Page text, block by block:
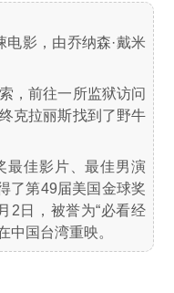
电影，由乔纳森·戴米
，前往一所监狱访问
克拉丽斯找到了野牛
最佳影片、最佳男演
了第49届美国金球奖
2日，被誉为“必看经
中国台湾重映。